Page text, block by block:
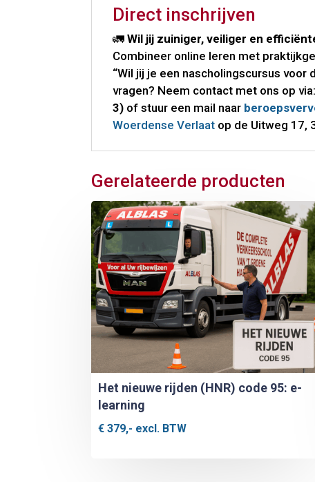
Direct inschrijven
🚛 Wil jij zuiniger, veiliger en
Combineer online leren met
“Wil jij je een nascholingscursus voor
vragen? Neem contact met ons op via:
3) of stuur een mail naar
Woerdense Verlaat op de Uitweg 17,
Gerelateerde producten
Het nieuwe rijden (HNR) code 95: e-
learning
€ 379,- excl. BTW